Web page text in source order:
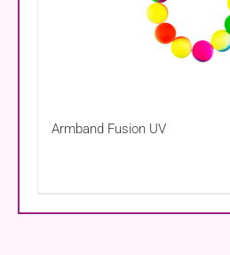
Armband Fusion UV